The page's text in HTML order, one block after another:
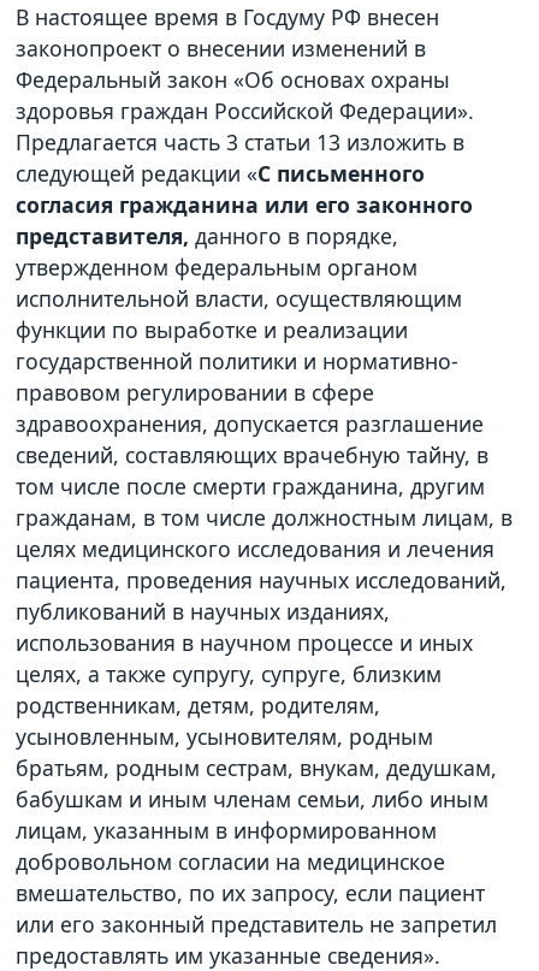
В настоящее время в Госдуму РФ внесен
законопроект о внесении изменений в
Федеральный закон «Об основах охраны
здоровья граждан Российской Федерации».
Предлагается часть 3 статьи 13 изложить в
следующей редакции «С письменного
согласия гражданина или его законного
представителя,данного в порядке,
утвержденном федеральным органом
исполнительной власти, осуществляющим
функции по выработке и реализации
государственной политики и нормативно-
правовом регулировании в сфере
здравоохранения, допускается разглашение
сведений, составляющих врачебную тайну, в
том числе после смерти гражданина, другим
гражданам, в том числе должностным лицам, в
целях медицинского исследования и лечения
пациента, проведения научных исследований,
публикований в научных изданиях,
использования в научном процессе и иных
целях, а также супругу, супруге, близким
родственникам, детям, родителям,
усыновленным, усыновителям, родным
братьям, родным сестрам, внукам, дедушкам,
бабушкам и иным членам семьи, либо иным
лицам, указанным в информированном
добровольном согласии на медицинское
вмешательство, по их запросу, если пациент
или его законный представитель не запретил
предоставлять им указанные сведения».